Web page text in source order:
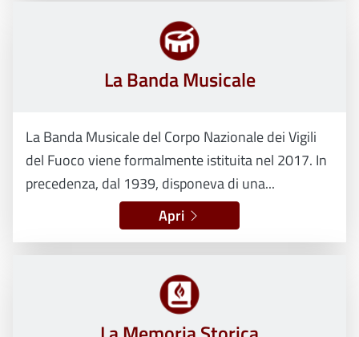
La Banda Musicale
La Banda Musicale del Corpo Nazionale dei Vigili
del Fuoco viene formalmente istituita nel 2017. In
precedenza, dal 1939, disponeva di una...
Apri